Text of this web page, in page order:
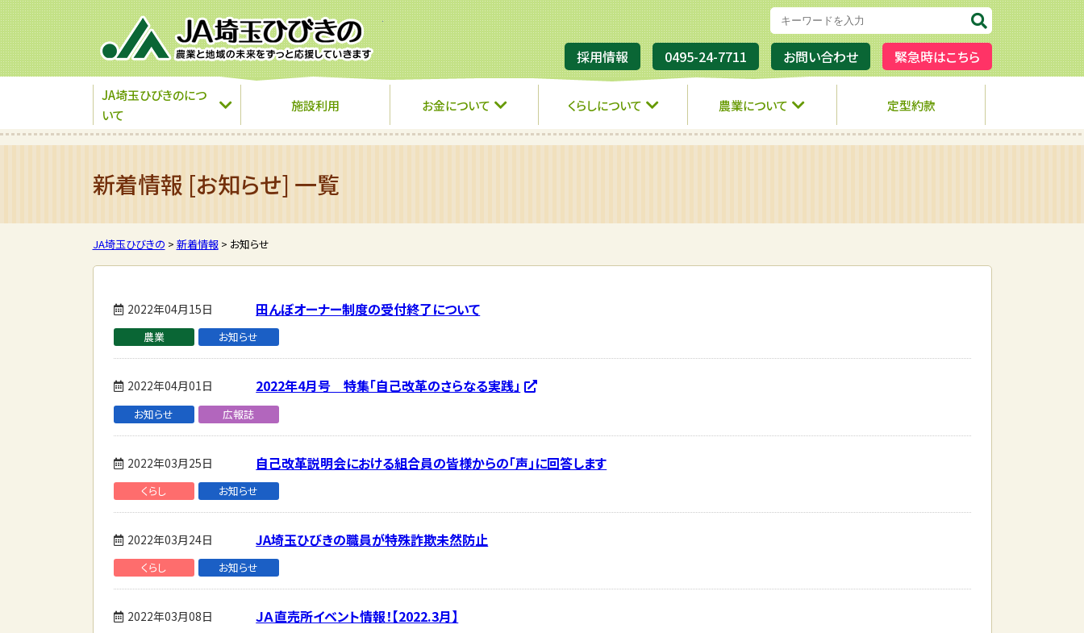
JA埼玉ひびきの
採用情報 0495-24-7711 お問い合わせ 緊急時はこちら
JA埼玉ひびきのにつ
いて
施設利用 お金について くらしについて 農業について 定型約款
新着情報 [お知らせ] 一覧
JA埼玉ひびきの > 新着情報> お知らせ
2022年04月15日 田んぼオーナー制度の受付終了について
農業 お知らせ
2022年04月01日 2022年4月号 特集「自己改革のさらなる実践」
お知らせ 広報誌
2022年03月25日 自己改革説明会における組合員の皆様からの「声」に回答します
くらし お知らせ
2022年03月24日 JA埼玉ひびきの職員が特殊詐欺未然防止
くらし お知らせ
2022年03月08日 ＪＡ直売所イベント情報！【2022.3月】